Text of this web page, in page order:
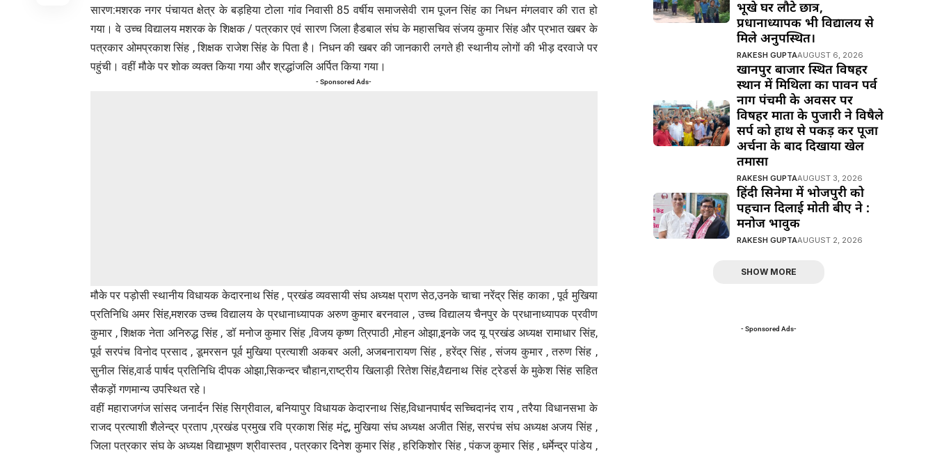
सारण:मशरक नगर पंचायत क्षेत्र के बड़हिया टोला गांव निवासी 85 वर्षीय समाजसेवी राम पूजन सिंह का निधन मंगलवार की रात हो
गया। वे उच्च विद्यालय मशरक के शिक्षक / पत्रकार एवं सारण जिला हैडबाल संघ के महासचिव संजय कुमार सिंह और प्रभात खबर के
पत्रकार ओमप्रकाश सिंह , शिक्षक राजेश सिंह के पिता है। निधन की खबर की जानकारी लगते ही स्थानीय लोगों की भीड़ दरवाजे पर
पहुंची। वहीं मौके पर शोक व्यक्त किया गया और श्रद्धांजलि अर्पित किया गया।
- Sponsored Ads-
मौके पर पड़ोसी स्थानीय विधायक केदारनाथ सिंह , प्रखंड व्यवसायी संघ अध्यक्ष प्राण सेठ,उनके चाचा नरेंद्र सिंह काका , पूर्व मुखिया
प्रतिनिधि अमर सिंह,मशरक उच्च विद्यालय के प्रधानाध्यापक अरुण कुमार बरनवाल , उच्च विद्यालय चैनपुर के प्रधानाध्यापक प्रवीण
कुमार , शिक्षक नेता अनिरुद्ध सिंह , डॉ मनोज कुमार सिंह ,विजय कृष्ण त्रिपाठी ,मोहन ओझा,इनके जद यू प्रखंड अध्यक्ष रामाधार सिंह,
पूर्व सरपंच विनोद प्रसाद , डूमरसन पूर्व मुखिया प्रत्याशी अकबर अली, अजबनारायण सिंह , हरेंद्र सिंह , संजय कुमार , तरुण सिंह ,
सुनील सिंह,वार्ड पार्षद प्रतिनिधि दीपक ओझा,सिकन्दर चौहान,राष्ट्रीय खिलाड़ी रितेश सिंह,वैद्यनाथ सिंह ट्रेडर्स के मुकेश सिंह सहित
सैकड़ों गणमान्य उपस्थित रहे।
वहीं महाराजगंज सांसद जनार्दन सिंह सिग्रीवाल, बनियापुर विधायक केदारनाथ सिंह,विधानपार्षद सच्चिदानंद राय , तरैया विधानसभा के
राजद प्रत्याशी शैलेन्द्र प्रताप ,प्रखंड प्रमुख रवि प्रकाश सिंह मंटू, मुखिया संघ अध्यक्ष अजीत सिंह, सरपंच संघ अध्यक्ष अजय सिंह ,
जिला पत्रकार संघ के अध्यक्ष विद्याभूषण श्रीवास्तव , पत्रकार दिनेश कुमार सिंह , हरिकिशोर सिंह , पंकज कुमार सिंह , धर्मेन्द्र पांडेय ,
भूखे घर लौटे छात्र,
प्रधानाध्यापक भी विद्यालय से
मिले अनुपस्थित।
RAKESH GUPTAAUGUST 6, 2026
खानपुर बाजार स्थित विषहर
स्थान में मिथिला का पावन पर्व
नाग पंचमी के अवसर पर
विषहर माता के पुजारी ने विषैले
सर्प को हाथ से पकड़ कर पूजा
अर्चना के बाद दिखाया खेल
तमासा
RAKESH GUPTAAUGUST 3, 2026
हिंदी सिनेमा में भोजपुरी को
पहचान दिलाई मोती बीए ने :
मनोज भावुक
RAKESH GUPTAAUGUST 2, 2026
SHOW MORE
- Sponsored Ads-